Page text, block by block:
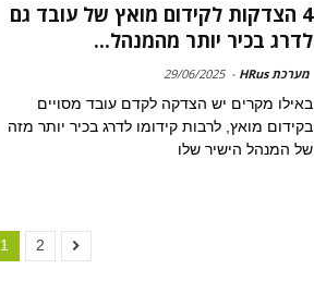
4 הצדקות לקידום מואץ של עובד גם
לדרג בכיר יותר מהמנהל...
מערכת HRus -
29/06/2025
באילו מקרים יש הצדקה לקדם עובד מסויים
בקידום מואץ, לרבות קידומו לדרג בכיר יותר מזה
של המנהל הישיר שלו
1 2